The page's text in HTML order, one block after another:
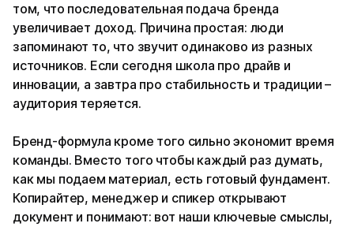
том, что последовательная подача бренда
увеличивает доход. Причина простая: люди
запоминают то, что звучит одинаково из разных
источников. Если сегодня школа про драйв и
инновации, а завтра про стабильность и традиции –
аудитория теряется.
Бренд-формула кроме того сильно экономит время
команды. Вместо того чтобы каждый раз думать,
как мы подаем материал, есть готовый фундамент.
Копирайтер, менеджер и спикер открывают
документ и понимают: вот наши ключевые смыслы,